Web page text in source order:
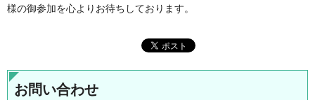
様の御参加を心よりお待ちしております。
お問い合わせ